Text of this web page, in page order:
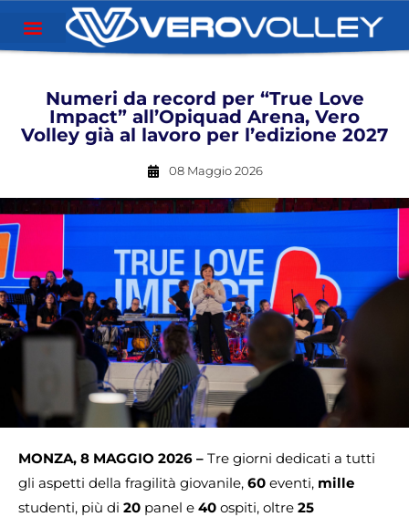
Numeri da record per “True Love
Impact” all’Opiquad Arena, Vero
Volley già al lavoro per l’edizione 2027
08 Maggio 2026
MONZA, 8 MAGGIO 2026 – Tre giorni dedicati a tutti
gli aspetti della fragilità giovanile, 60 eventi, mille
studenti, più di 20 panel e 40 ospiti, oltre 25